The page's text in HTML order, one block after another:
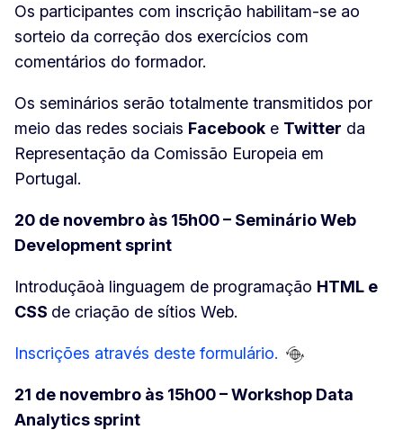
Os participantes com inscrição habilitam-se ao
sorteio da correção dos exercícios com
comentários do formador.
Os seminários serão totalmente transmitidos por
meio das redes sociais Facebook e Twitter da
Representação da Comissão Europeia em
Portugal.
20 de novembro às 15h00 – Seminário Web
Development sprint
Introduçãoà linguagem de programação HTML e
CSS de criação de sítios Web.
Inscrições através deste formulário.
21 de novembro às 15h00 – Workshop Data
Analytics sprint